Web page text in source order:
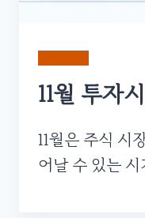
11월 투자
11월은 주식 시
어날 수 있는